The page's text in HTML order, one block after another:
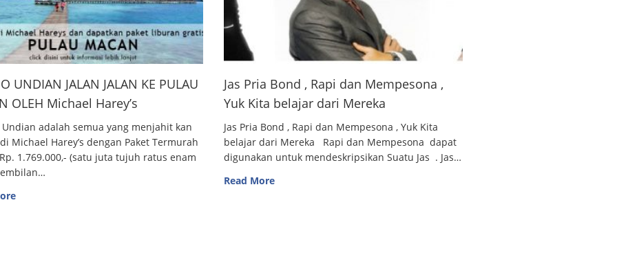
UNDIAN JALAN JALAN KE PULAU
OLEH Michael Harey’s
Undian adalah semua yang menjahit kan
Michael Harey’s dengan Paket Termurah
1.769.000,- (satu juta tujuh ratus enam
Jas Pria Bond , Rapi dan Mempesona ,
Yuk Kita belajar dari Mereka
Jas Pria Bond , Rapi dan Mempesona , Yuk Kita
belajar dari Mereka Rapi dan Mempesona dapat
digunakan untuk mendeskripsikan Suatu Jas . Jas…
Read More